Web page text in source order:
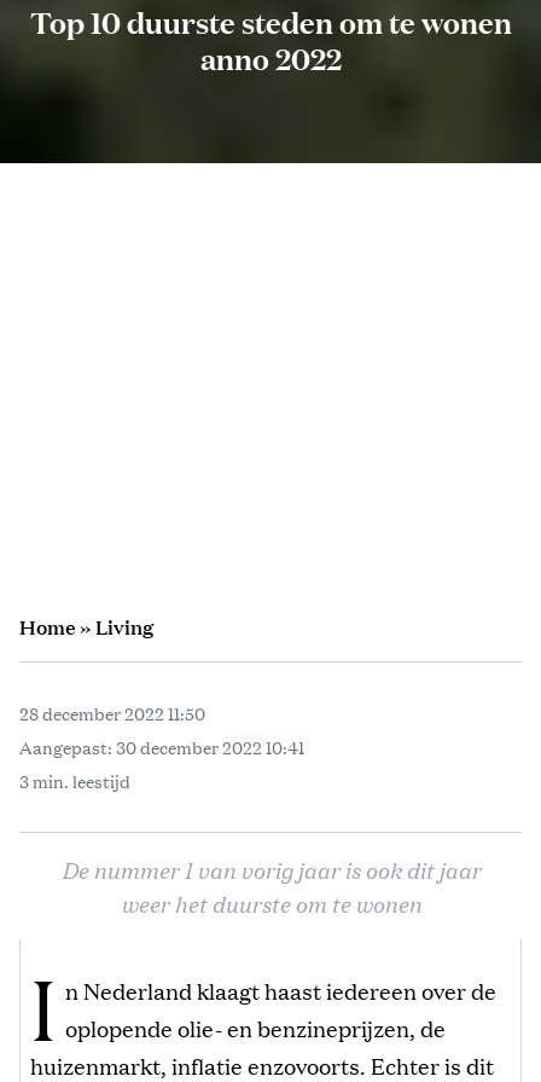
Top 10 duurste steden om te wonen
anno 2022
Home»Living
28 december 2022 11:50
Aangepast: 30 december 2022 10:41
3 min. leestijd
De nummer 1 van vorig jaar is ook dit jaar
weer het duurste om te wonen
I n Nederland klaagt haast iedereen over de
oplopende olie- en benzineprijzen, de
huizenmarkt, inflatie enzovoorts. Echter is dit